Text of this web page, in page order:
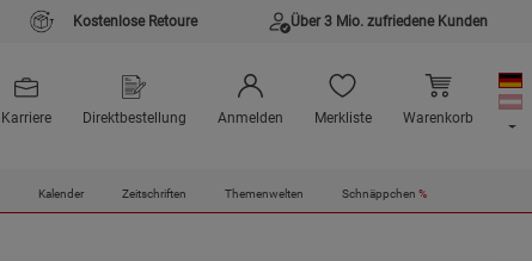
Kostenlose Retoure Über 3 Mio. zufriedene Kunden
Karriere Direktbestellung Anmelden Merkliste Warenkorb
Kalender Zeitschriften Themenwelten Schnäppchen %